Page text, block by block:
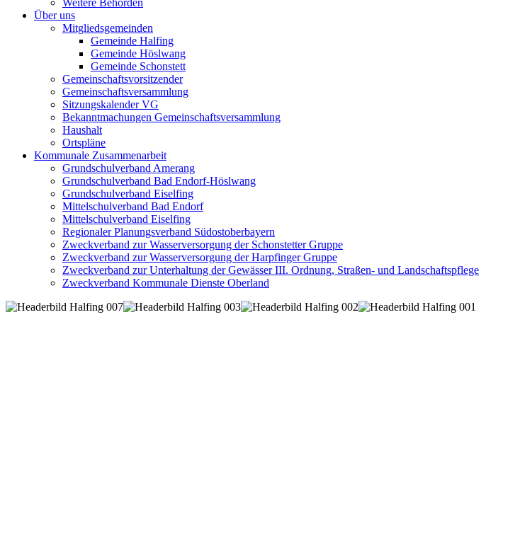
Weitere Behörden
Über uns
Mitgliedsgemeinden
Gemeinde Halfing
Gemeinde Höslwang
Gemeinde Schonstett
Gemeinschaftsvorsitzender
Gemeinschaftsversammlung
Sitzungskalender VG
Bekanntmachungen Gemeinschaftsversammlung
Haushalt
Ortspläne
Kommunale Zusammenarbeit
Grundschulverband Amerang
Grundschulverband Bad Endorf-Höslwang
Grundschulverband Eiselfing
Mittelschulverband Bad Endorf
Mittelschulverband Eiselfing
Regionaler Planungsverband Südostoberbayern
Zweckverband zur Wasserversorgung der Schonstetter Gruppe
Zweckverband zur Wasserversorgung der Harpfinger Gruppe
Zweckverband zur Unterhaltung der Gewässer III. Ordnung, Straßen- und Landschaftspflege
Zweckverband Kommunale Dienste Oberland